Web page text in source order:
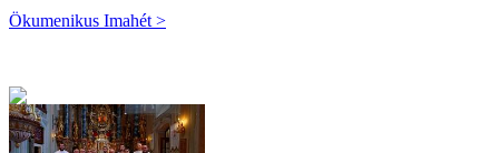
Ökumenikus Imahét >